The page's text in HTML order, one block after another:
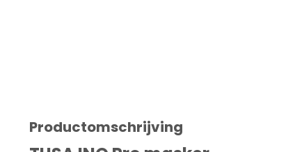
Productomschrijving